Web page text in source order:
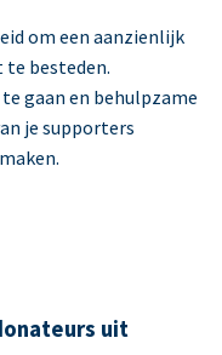
om een aanzienlijk
te besteden.
gaan en behulpzame
je supporters
uit